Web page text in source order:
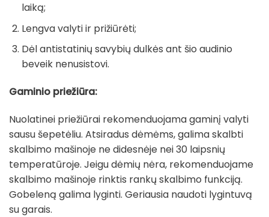
laiką;
Lengva valyti ir prižiūrėti;
Dėl antistatinių savybių dulkės ant šio audinio
beveik nenusistovi.
Gaminio priežiūra:
Nuolatinei priežiūrai rekomenduojama gaminį valyti
sausu šepetėliu. Atsiradus dėmėms, galima skalbti
skalbimo mašinoje ne didesnėje nei 30 laipsnių
temperatūroje. Jeigu dėmių nėra, rekomenduojame
skalbimo mašinoje rinktis rankų skalbimo funkciją.
Gobeleną galima lyginti. Geriausia naudoti lygintuvą
su garais.